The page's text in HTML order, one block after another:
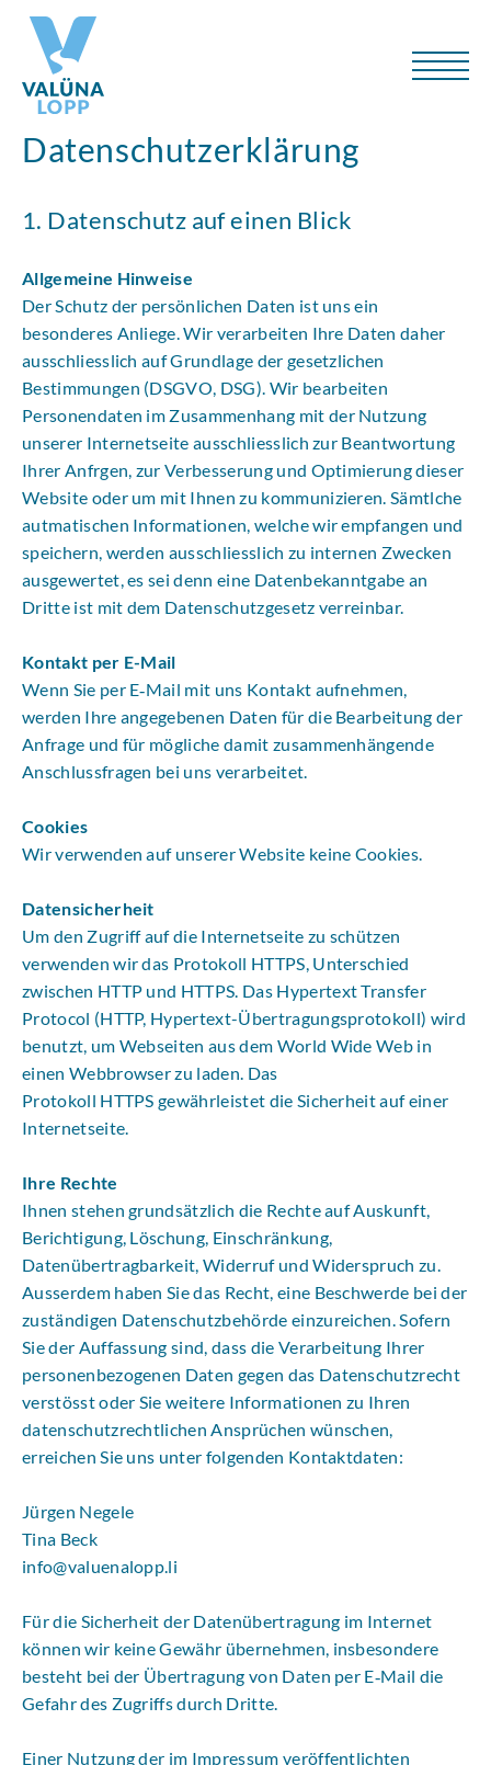
Datenschutzerklärung
1. Datenschutz auf einen Blick
Allgemeine Hinweise
Der Schutz der persönlichen Daten ist uns ein
besonderes Anliege. Wir verarbeiten Ihre Daten daher
ausschliesslich auf Grundlage der gesetzlichen
Bestimmungen (DSGVO, DSG). Wir bearbeiten
Personendaten im Zusammenhang mit der Nutzung
unserer Internetseite ausschliesslich zur Beantwortung
Ihrer Anfrgen, zur Verbesserung und Optimierung dieser
Website oder um mit Ihnen zu kommunizieren. Sämtlche
autmatischen Informationen, welche wir empfangen und
speichern, werden ausschliesslich zu internen Zwecken
ausgewertet, es sei denn eine Datenbekanntgabe an
Dritte ist mit dem Datenschutzgesetz verreinbar.
Kontakt per E-Mail
Wenn Sie per E‑Mail mit uns Kontakt aufnehmen,
werden Ihre angegebenen Daten für die Bearbeitung der
Anfrage und für mögliche damit zusammenhängende
Anschlussfragen bei uns verarbeitet.
Cookies
Wir verwenden auf unserer Website keine Cookies.
Datensicherheit
Um den Zugriff auf die Internetseite zu schützen
verwenden wir das Protokoll HTTPS, Unterschied
zwischen HTTP und HTTPS. Das Hypertext Transfer
Protocol (HTTP, Hypertext-Übertragungsprotokoll) wird
benutzt, um Webseiten aus dem World Wide Web in
einen Webbrowser zu laden. Das
Protokoll HTTPS gewährleistet die Sicherheit auf einer
Internetseite.
Ihre Rechte
Ihnen stehen grundsätzlich die Rechte auf Auskunft,
Berichtigung, Löschung, Einschränkung,
Datenübertragbarkeit, Widerruf und Widerspruch zu.
Ausserdem haben Sie das Recht, eine Beschwerde bei der
zuständigen Datenschutzbehörde einzureichen. Sofern
Sie der Auffassung sind, dass die Verarbeitung Ihrer
personenbezogenen Daten gegen das Datenschutzrecht
verstösst oder Sie weitere Informationen zu Ihren
datenschutzrechtlichen Ansprüchen wünschen,
erreichen Sie uns unter folgenden Kontaktdaten:
Jürgen Negele
Tina Beck
info@valuenalopp.li
Für die Sicherheit der Datenübertragung im Internet
können wir keine Gewähr übernehmen, insbesondere
besteht bei der Übertragung von Daten per E‑Mail die
Gefahr des Zugriffs durch Dritte.
Einer Nutzung der im Impressum veröffentlichten